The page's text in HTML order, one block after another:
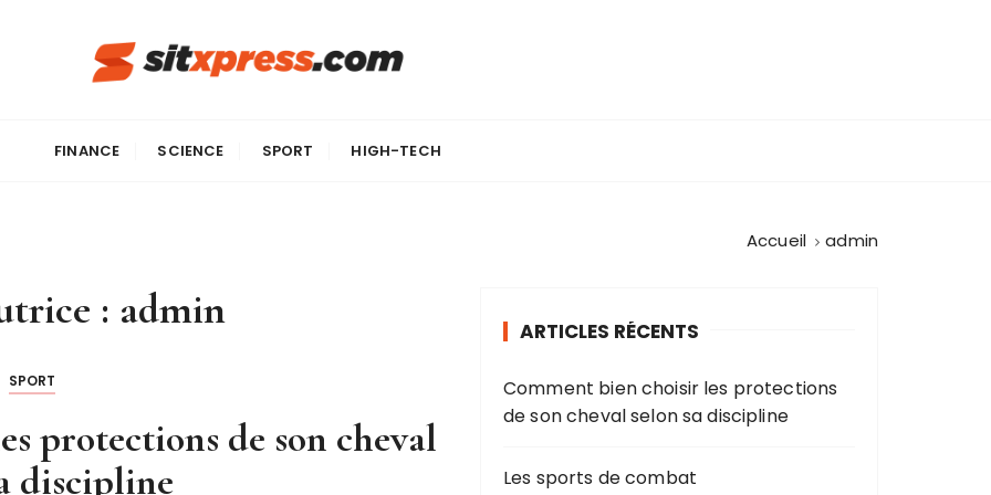
FINANCE SCIENCE SPORT HIGH-TECH
Accueil admin
: admin
SPORT
protections de son cheval
discipline
ARTICLES RÉCENTS
Comment bien choisir les protections
de son cheval selon sa discipline
Les sports de combat